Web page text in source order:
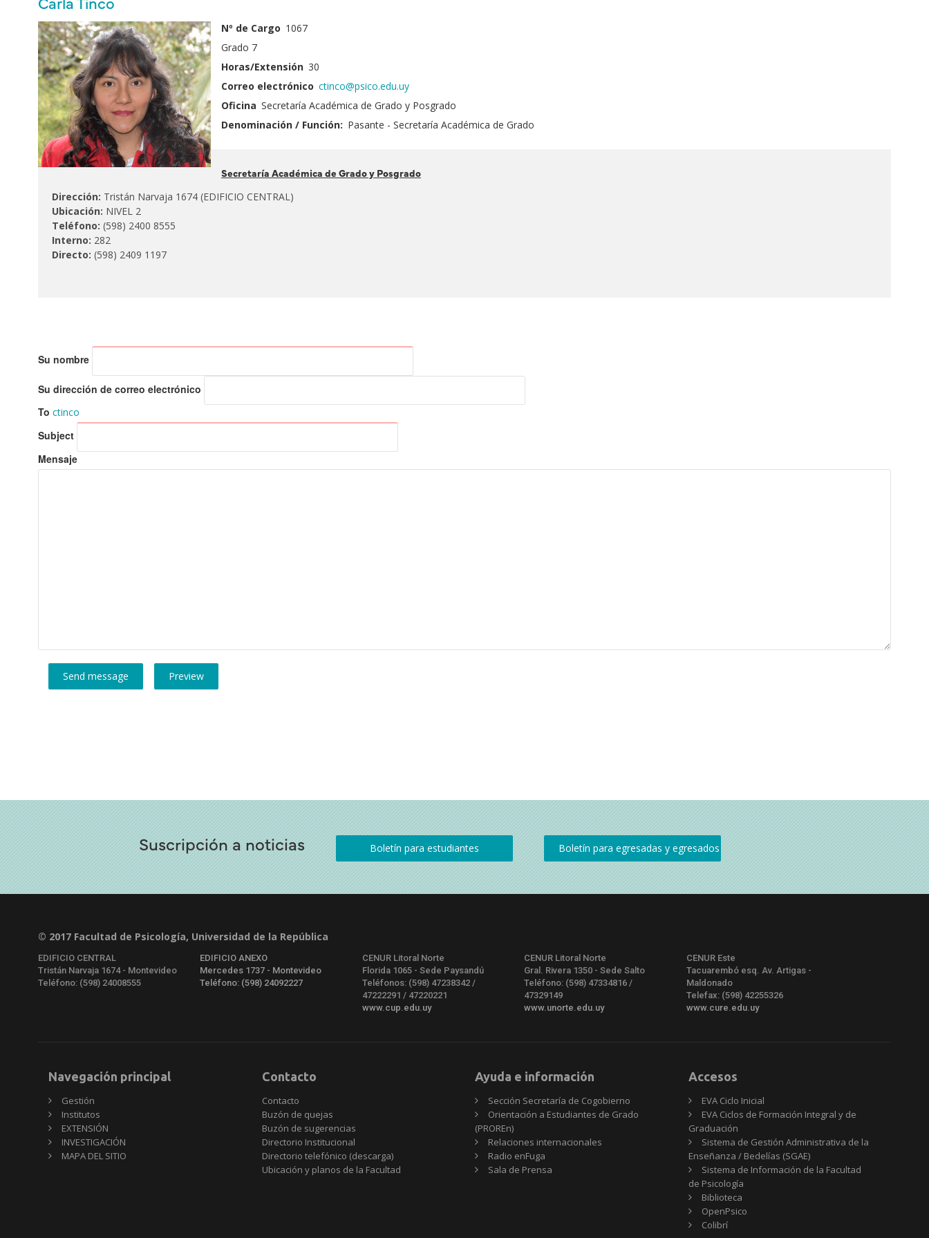
principales
y
Apellido
Fotografía Nº de Cargo 1067
Grado 7
Horas/Extensión 30
Correo electrónico ctinco@psico.edu.uy
Oficina Secretaría Académica de Grado y Posgrado
Denominación / Función: Pasante - Secretaría Académica de Grado
Pertenece
Secretaría Académica de Grado y Posgrado
Dirección: Tristán Narvaja 1674 (EDIFICIO CENTRAL)
Ubicación: NIVEL 2
Teléfono: (598) 2400 8555
Interno: 282
Directo: (598) 2409 1197
Su nombre
Su dirección de correo electrónico
To ctinco
Subject
Mensaje
Suscripción a noticias
© 2017 Facultad de Psicología, Universidad de la República
EDIFICIO CENTRAL
Tristán Narvaja 1674 - Montevideo
Teléfono: (598) 24008555
EDIFICIO ANEXO
Mercedes 1737 - Montevideo
Teléfono: (598) 24092227
CENUR Litoral Norte
Florida 1065 - Sede Paysandú
Teléfonos: (598) 47238342 /
47222291 / 47220221
www.cup.edu.uy
CENUR Litoral Norte
Gral. Rivera 1350 - Sede Salto
Teléfono: (598) 47334816 /
47329149
www.unorte.edu.uy
CENUR Este
Tacuarembó esq. Av. Artigas -
Maldonado
Telefax: (598) 42255326
www.cure.edu.uy
Navegación principal
Gestión
Institutos
EXTENSIÓN
INVESTIGACIÓN
MAPA DEL SITIO
Contacto
Contacto
Buzón de quejas
Buzón de sugerencias
Directorio Institucional
Directorio telefónico (descarga)
Ubicación y planos de la Facultad
Ayuda e información
Sección Secretaría de Cogobierno
Orientación a Estudiantes de Grado
(PROREn)
Relaciones internacionales
Radio enFuga
Sala de Prensa
Accesos
EVA Ciclo Inicial
EVA Ciclos de Formación Integral y de
Graduación
Sistema de Gestión Administrativa de la
Enseñanza / Bedelías (SGAE)
Sistema de Información de la Facultad
de Psicología
Biblioteca
OpenPsico
Colibrí